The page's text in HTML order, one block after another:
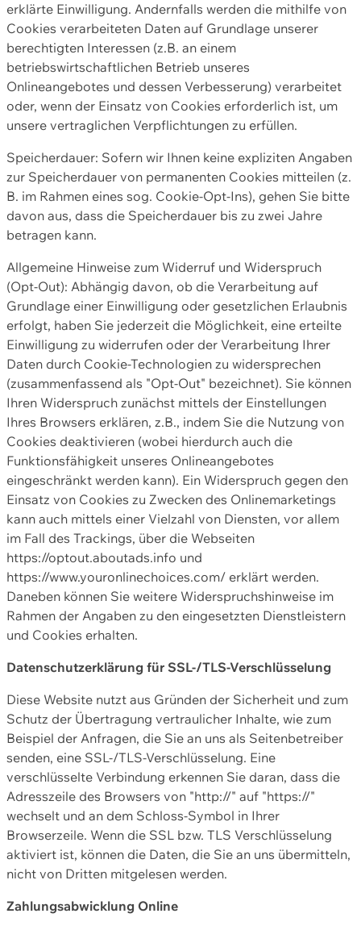
erklärte Einwilligung. Andernfalls werden die mithilfe von
Cookies verarbeiteten Daten auf Grundlage unserer
berechtigten Interessen (z.B. an einem
betriebswirtschaftlichen Betrieb unseres
Onlineangebotes und dessen Verbesserung) verarbeitet
oder, wenn der Einsatz von Cookies erforderlich ist, um
unsere vertraglichen Verpflichtungen zu erfüllen.
Speicherdauer: Sofern wir Ihnen keine expliziten Angaben
zur Speicherdauer von permanenten Cookies mitteilen (z.
B. im Rahmen eines sog. Cookie-Opt-Ins), gehen Sie bitte
davon aus, dass die Speicherdauer bis zu zwei Jahre
betragen kann.
Allgemeine Hinweise zum Widerruf und Widerspruch
(Opt-Out): Abhängig davon, ob die Verarbeitung auf
Grundlage einer Einwilligung oder gesetzlichen Erlaubnis
erfolgt, haben Sie jederzeit die Möglichkeit, eine erteilte
Einwilligung zu widerrufen oder der Verarbeitung Ihrer
Daten durch Cookie-Technologien zu widersprechen
(zusammenfassend als "Opt-Out" bezeichnet). Sie können
Ihren Widerspruch zunächst mittels der Einstellungen
Ihres Browsers erklären, z.B., indem Sie die Nutzung von
Cookies deaktivieren (wobei hierdurch auch die
Funktionsfähigkeit unseres Onlineangebotes
eingeschränkt werden kann). Ein Widerspruch gegen den
Einsatz von Cookies zu Zwecken des Onlinemarketings
kann auch mittels einer Vielzahl von Diensten, vor allem
im Fall des Trackings, über die Webseiten
https://optout.aboutads.info und
https://www.youronlinechoices.com/ erklärt werden.
Daneben können Sie weitere Widerspruchshinweise im
Rahmen der Angaben zu den eingesetzten Dienstleistern
und Cookies erhalten.
Datenschutzerklärung für SSL-/TLS-Verschlüsselung
Diese Website nutzt aus Gründen der Sicherheit und zum
Schutz der Übertragung vertraulicher Inhalte, wie zum
Beispiel der Anfragen, die Sie an uns als Seitenbetreiber
senden, eine SSL-/TLS-Verschlüsselung. Eine
verschlüsselte Verbindung erkennen Sie daran, dass die
Adresszeile des Browsers von "http://" auf "https://"
wechselt und an dem Schloss-Symbol in Ihrer
Browserzeile. Wenn die SSL bzw. TLS Verschlüsselung
aktiviert ist, können die Daten, die Sie an uns übermitteln,
nicht von Dritten mitgelesen werden.
Zahlungsabwicklung Online